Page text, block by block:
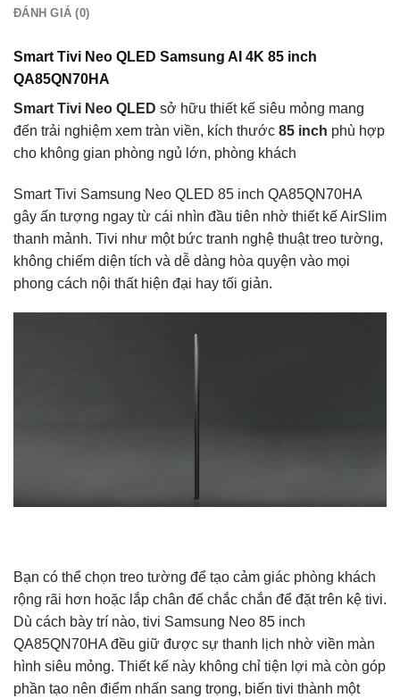
ĐÁNH GIÁ (0)
Smart Tivi Neo QLED Samsung AI 4K 85 inch
QA85QN70HA
Smart Tivi Neo QLED sở hữu thiết kế siêu mỏng mang
đến trải nghiệm xem tràn viền, kích thước 85 inch phù hợp
cho không gian phòng ngủ lớn, phòng khách
Smart Tivi Samsung Neo QLED 85 inch QA85QN70HA
gây ấn tượng ngay từ cái nhìn đầu tiên nhờ thiết kế AirSlim
thanh mảnh. Tivi như một bức tranh nghệ thuật treo tường,
không chiếm diện tích và dễ dàng hòa quyện vào mọi
phong cách nội thất hiện đại hay tối giản.
Bạn có thể chọn treo tường để tạo cảm giác phòng khách
rộng rãi hơn hoặc lắp chân đế chắc chắn để đặt trên kệ tivi.
Dù cách bày trí nào, tivi Samsung Neo 85 inch
QA85QN70HA đều giữ được sự thanh lịch nhờ viền màn
hình siêu mỏng. Thiết kế này không chỉ tiện lợi mà còn góp
phần tạo nên điểm nhấn sang trọng, biến tivi thành một